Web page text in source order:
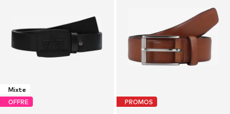
Mixte
OFFRE
PROMOS